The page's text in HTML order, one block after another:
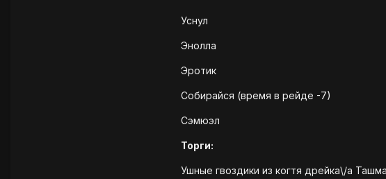
Уснул
Энолла
Эротик
Собирайся (время в рейде -7)
Сэмюэл
Торги:
Ушные гвоздики из когтя дрейка\/a